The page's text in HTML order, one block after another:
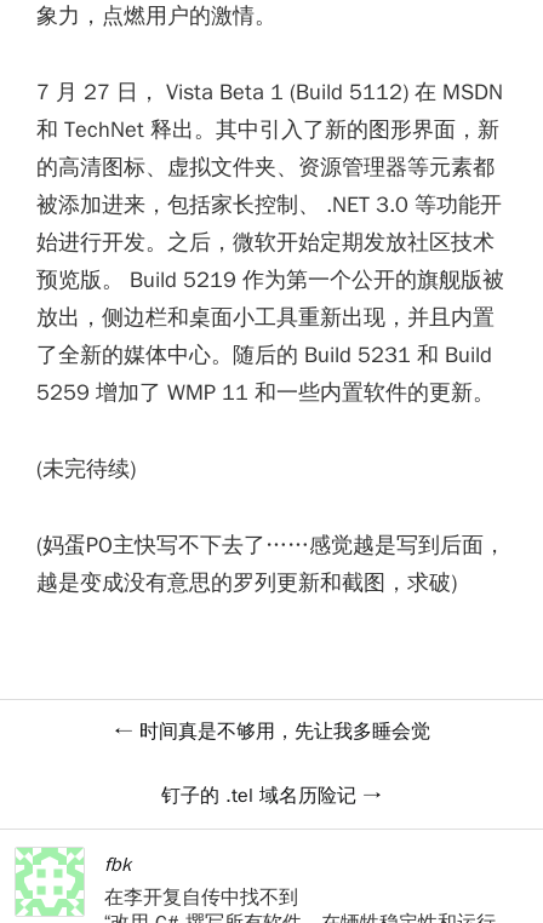
象力，点燃用户的激情。
7 月 27 日， Vista Beta 1 (Build 5112) 在 MSDN
和 TechNet 释出。其中引入了新的图形界面，新
的高清图标、虚拟文件夹、资源管理器等元素都
被添加进来，包括家长控制、 .NET 3.0 等功能开
始进行开发。之后，微软开始定期发放社区技术
预览版。 Build 5219 作为第一个公开的旗舰版被
放出，侧边栏和桌面小工具重新出现，并且内置
了全新的媒体中心。随后的 Build 5231 和 Build
5259 增加了 WMP 11 和一些内置软件的更新。
(未完待续)
(妈蛋PO主快写不下去了……感觉越是写到后面，
越是变成没有意思的罗列更新和截图，求破)
时间真是不够用，先让我多睡会觉
钉子的 .tel 域名历险记
fbk
在李开复自传中找不到